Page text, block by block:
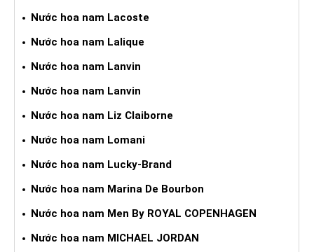
Nước hoa nam Lacoste
Nước hoa nam Lalique
Nước hoa nam Lanvin
Nước hoa nam Lanvin
Nước hoa nam Liz Claiborne
Nước hoa nam Lomani
Nước hoa nam Lucky-Brand
Nước hoa nam Marina De Bourbon
Nước hoa nam Men By ROYAL COPENHAGEN
Nước hoa nam MICHAEL JORDAN